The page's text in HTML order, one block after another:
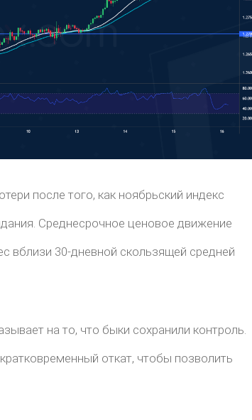
после того, как ноябрьский индекс
Среднесрочное ценовое движение
вблизи 30-дневной скользящей средней
на то, что быки сохранили контроль.
откат, чтобы позволить